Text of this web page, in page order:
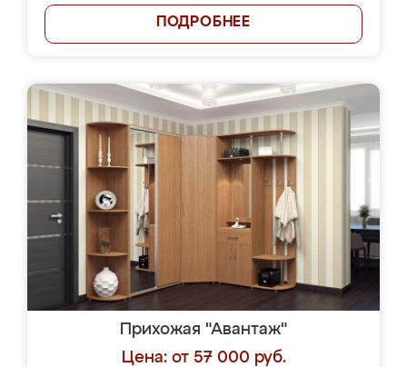
ПОДРОБНЕЕ
Прихожая "Авантаж"
Цена: от 57 000 руб.